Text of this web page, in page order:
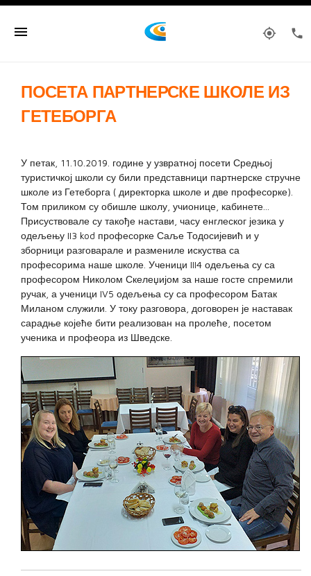
menu my_location phone
ПОСЕТА ПАРТНЕРСКЕ ШКОЛЕ ИЗ
ГЕТЕБОРГА
У петак, 11.10.2019. године у узвратној посети Средњој
туристичкој школи су били представници партнерске стручне
школе из Гетеборга ( директорка школе и две професорке).
Том приликом су обишле школу, учионице, кабинете...
Присуствовале су такође настави, часу енглеског језика у
одељењу II3 kod професорке Саље Тодосијевић и у
зборници разговарале и размениле искуства са
професорима наше школе. Ученици III4 одељења су са
професором Николом Скелеџијом за наше госте спремили
ручак, а ученици IV5 одељења су са професором Батак
Миланом служили. У току разговора, договорен је наставак
сарадње којеће бити реализован на пролеће, посетом
ученика и профеора из Шведске.